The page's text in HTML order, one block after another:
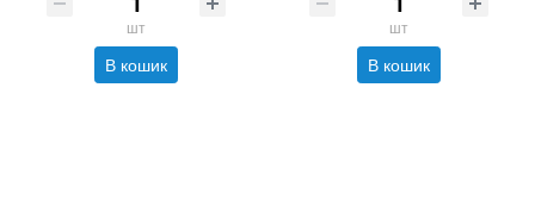
шт
В кошик
шт
В кошик